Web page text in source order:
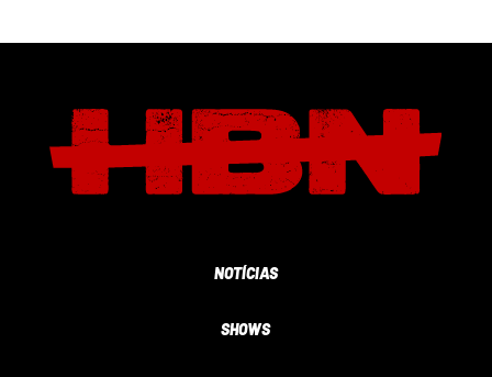
NOTÍCIAS
SHOWS